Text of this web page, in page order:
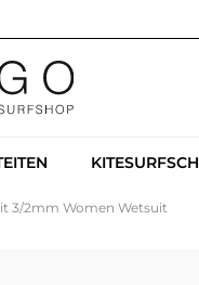
3/2mm Women Wetsuit